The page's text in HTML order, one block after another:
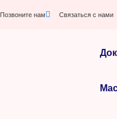
Позвоните нам Связаться с нами